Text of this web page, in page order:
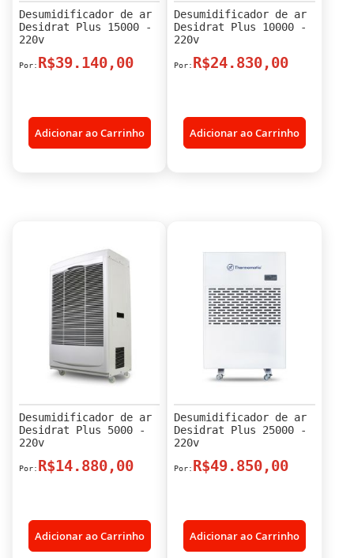
Desumidificador de ar
Desidrat Plus 15000 -
220v
R$39.140,00
Adicionar ao Carrinho
Desumidificador de ar
Desidrat Plus 10000 -
220v
R$24.830,00
Adicionar ao Carrinho
Desumidificador de ar
Desidrat Plus 5000 -
220v
R$14.880,00
Adicionar ao Carrinho
Desumidificador de ar
Desidrat Plus 25000 -
220v
R$49.850,00
Adicionar ao Carrinho